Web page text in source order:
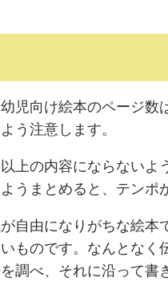
児向け絵本のページ数
う注意します。
上の内容にならないよ
うまとめると、テンポ
自由になりがちな絵本
ものです。なんとなく
調べ、それに沿って書